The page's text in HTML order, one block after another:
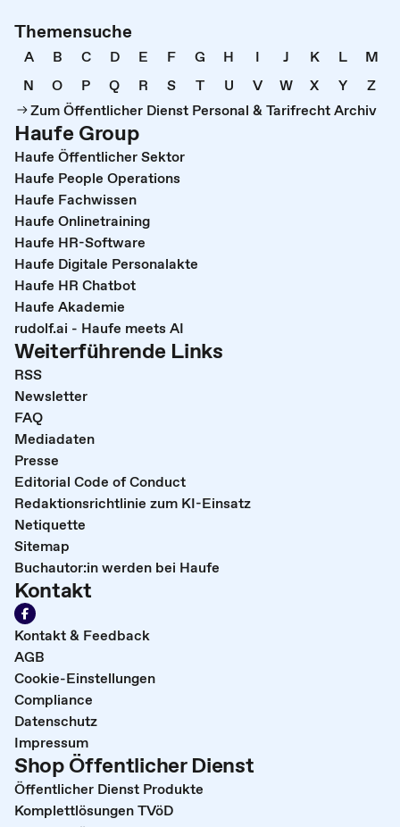
Themensuche
A B C D E F G H I J K L
M
N
O P Q R S T U V W X Y
Z
Zum Öffentlicher Dienst Personal & Tarifrecht Archiv
Haufe Group
Haufe Öffentlicher Sektor
Haufe People Operations
Haufe Fachwissen
Haufe Onlinetraining
Haufe HR-Software
Haufe Digitale Personalakte
Haufe HR Chatbot
Haufe Akademie
rudolf.ai - Haufe meets AI
Weiterführende Links
RSS
Newsletter
FAQ
Mediadaten
Presse
Editorial Code of Conduct
Redaktionsrichtlinie zum KI-Einsatz
Netiquette
Sitemap
Buchautor:in werden bei Haufe
Kontakt
Kontakt & Feedback
AGB
Cookie-Einstellungen
Compliance
Datenschutz
Impressum
Shop Öffentlicher Dienst
Öffentlicher Dienst Produkte
Komplettlösungen TVöD